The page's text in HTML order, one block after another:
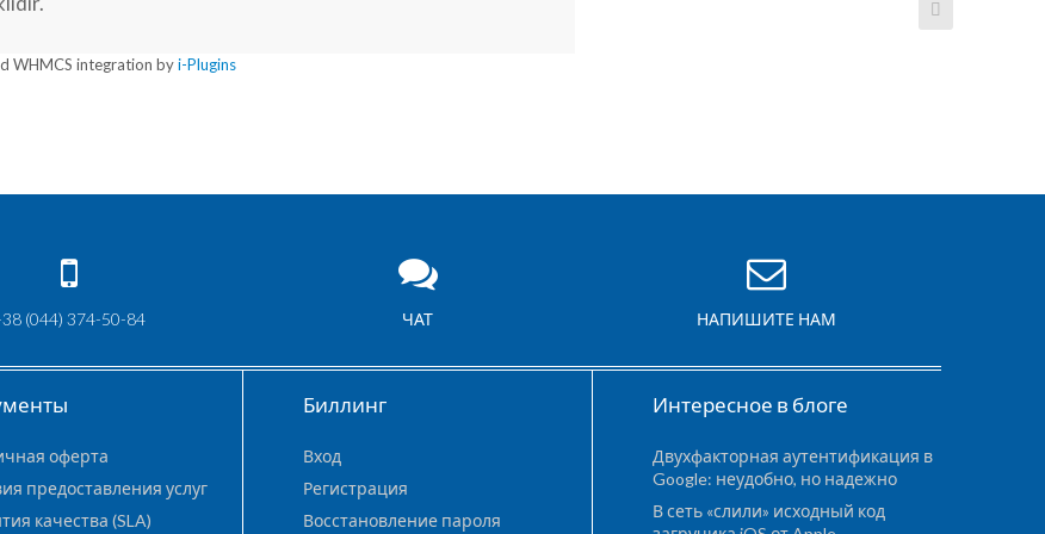
WHMCS integration byi-Plugins
(044) 374-50-84 ЧАТ НАПИШИТЕ НАМ
оферта
предоставления услуг
качества (SLA)
Биллинг
Вход
Регистрация
Восстановление пароля
Интересное в блоге
Двухфакторная аутентификация в
Google: неудобно, но надежно
В сеть «слили» исходный код